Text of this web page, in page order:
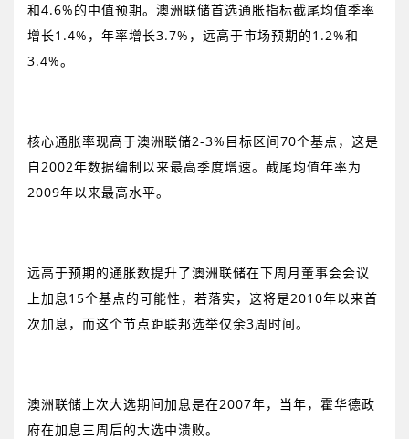
和4.6%的中值预期。澳洲联储首选通胀指标截尾均值季率
增长1.4% ，年率增长3.7% ，远高于市场预期的1.2%和
3.4%。
核心通胀率现高于澳洲联储2-3% 目标区间70个基点，这是
自2002年数据编制以来最高季度增速。截尾均值年率为
2009年以来最高水平。
远高于预期的通胀数提升了澳洲联储在下周月董事会会议
上加息15个基点的可能性，若落实，这将是2010年以来首
次加息，而这个节点距联邦选举仅余3周时间。
澳洲联储上次大选期间加息是在2007年，当年，霍华德政
府在加息三周后的大选中溃败。